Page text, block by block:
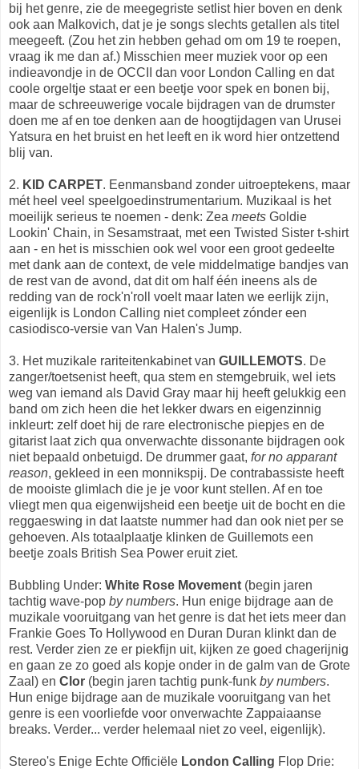
bij het genre, zie de meegegriste setlist hier boven en denk
ook aan Malkovich, dat je je songs slechts getallen als titel
meegeeft. (Zou het zin hebben gehad om om 19 te roepen,
vraag ik me dan af.) Misschien meer muziek voor op een
indieavondje in de OCCII dan voor London Calling en dat
coole orgeltje staat er een beetje voor spek en bonen bij,
maar de schreeuwerige vocale bijdragen van de drumster
doen me af en toe denken aan de hoogtijdagen van Urusei
Yatsura en het bruist en het leeft en ik word hier ontzettend
blij van.
2. KID CARPET. Eenmansband zonder uitroeptekens, maar
mét heel veel speelgoedinstrumentarium. Muzikaal is het
moeilijk serieus te noemen - denk: Zea meets Goldie
Lookin' Chain, in Sesamstraat, met een Twisted Sister t-shirt
aan - en het is misschien ook wel voor een groot gedeelte
met dank aan de context, de vele middelmatige bandjes van
de rest van de avond, dat dit om half één ineens als de
redding van de rock'n'roll voelt maar laten we eerlijk zijn,
eigenlijk is London Calling niet compleet zónder een
casiodisco-versie van Van Halen's Jump.
3. Het muzikale rariteitenkabinet van GUILLEMOTS. De
zanger/toetsenist heeft, qua stem en stemgebruik, wel iets
weg van iemand als David Gray maar hij heeft gelukkig een
band om zich heen die het lekker dwars en eigenzinnig
inkleurt: zelf doet hij de rare electronische piepjes en de
gitarist laat zich qua onverwachte dissonante bijdragen ook
niet bepaald onbetuigd. De drummer gaat, for no apparant
reason, gekleed in een monnikspij. De contrabassiste heeft
de mooiste glimlach die je je voor kunt stellen. Af en toe
vliegt men qua eigenwijsheid een beetje uit de bocht en die
reggaeswing in dat laatste nummer had dan ook niet per se
gehoeven. Als totaalplaatje klinken de Guillemots een
beetje zoals British Sea Power eruit ziet.
Bubbling Under: White Rose Movement (begin jaren
tachtig wave-pop by numbers. Hun enige bijdrage aan de
muzikale vooruitgang van het genre is dat het iets meer dan
Frankie Goes To Hollywood en Duran Duran klinkt dan de
rest. Verder zien ze er piekfijn uit, kijken ze goed chagerijnig
en gaan ze zo goed als kopje onder in de galm van de Grote
Zaal) en Clor (begin jaren tachtig punk-funk by numbers.
Hun enige bijdrage aan de muzikale vooruitgang van het
genre is een voorliefde voor onverwachte Zappaiaanse
breaks. Verder... verder helemaal niet zo veel, eigenlijk).
Stereo's Enige Echte Officiële London Calling Flop Drie: